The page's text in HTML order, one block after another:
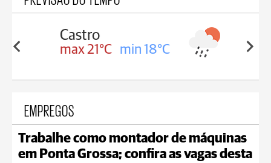
18°C max 20°C min 18°C
EMPREGOS
Trabalhe como montador de máquinas
em Ponta Grossa; confira as vagas desta